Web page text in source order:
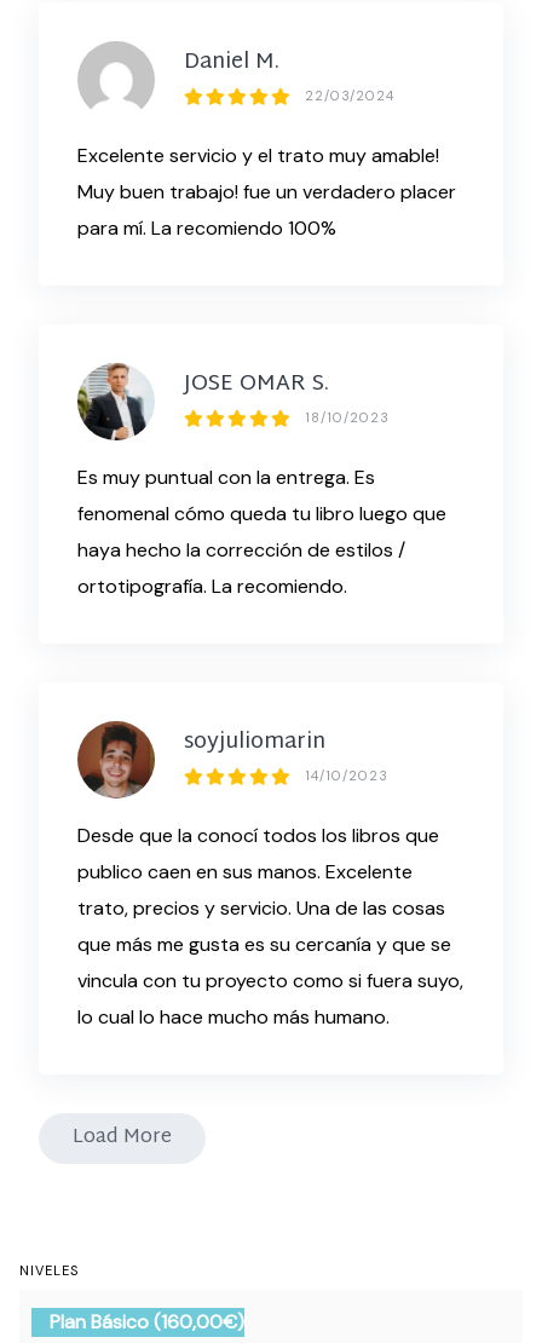
Daniel M.
22/03/2024
Excelente servicio y el trato muy amable!
Muy buen trabajo! fue un verdadero placer
para mí. La recomiendo 100%
JOSE OMAR S.
18/10/2023
Es muy puntual con la entrega. Es
fenomenal cómo queda tu libro luego que
haya hecho la corrección de estilos /
ortotipografía. La recomiendo.
soyjuliomarin
14/10/2023
Desde que la conocí todos los libros que
publico caen en sus manos. Excelente
trato, precios y servicio. Una de las cosas
que más me gusta es su cercanía y que se
vincula con tu proyecto como si fuera suyo,
lo cual lo hace mucho más humano.
Load More
NIVELES
Plan Básico (160,00€)